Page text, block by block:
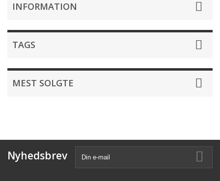
INFORMATION
TAGS
MEST SOLGTE
Nyhedsbrev